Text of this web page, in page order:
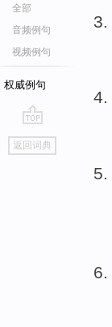
全部
音频例句
视频例句
权威例句
go
top
返回词典